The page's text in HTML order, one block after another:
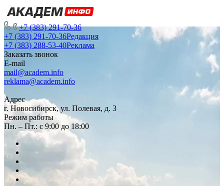
+7 (383) 291-70-36
+7 (383) 291-70-36Редакция
+7 (383) 288-53-40Реклама
Заказать звонок
E-mail
mail@academ.info
reklama@academ.info
Адрес
г. Новосибирск, ул. Полевая, д. 3
Режим работы
Пн. – Пт.: с 9:00 до 18:00